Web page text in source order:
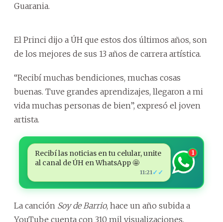
Guarania.
El Princi dijo a ÚH que estos dos últimos años, son
de los mejores de sus 13 años de carrera artística.
“Recibí muchas bendiciones, muchas cosas
buenas. Tuve grandes aprendizajes, llegaron a mi
vida muchas personas de bien”, expresó el joven
artista.
Recibí las noticias en tu celular, unite
al canal de ÚH en WhatsApp 🤩
11:21 ✓✓
1
La canción Soy de Barrio, hace un año subida a
YouTube cuenta con 310 mil visualizaciones.